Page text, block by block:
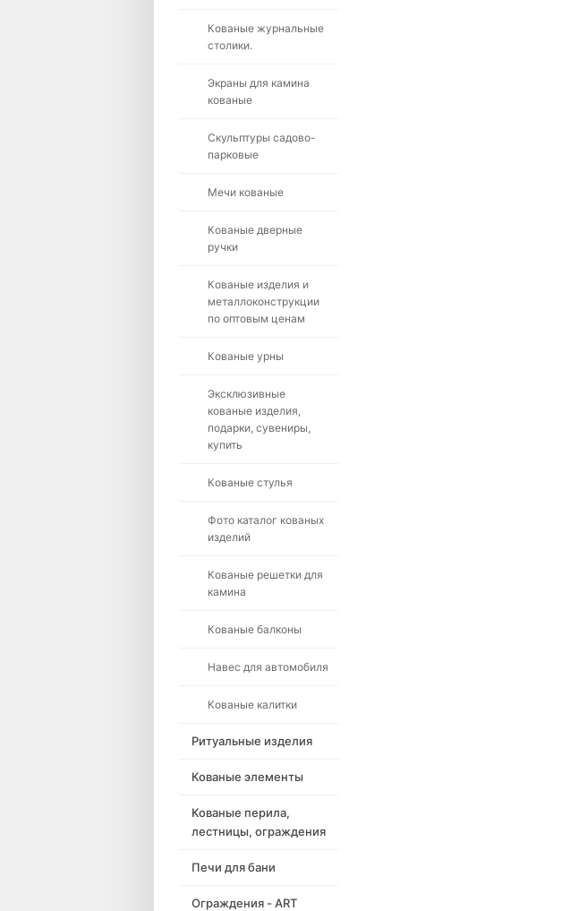
Кованые журнальные
столики.
Экраны для камина
кованые
Скульптуры садово-
парковые
Мечи кованые
Кованые дверные
ручки
Кованые изделия и
металлоконструкции
по оптовым ценам
Кованые урны
Эксклюзивные
кованые изделия,
подарки, сувениры,
купить
Кованые стулья
Фото каталог кованых
изделий
Кованые решетки для
камина
Кованые балконы
Навес для автомобиля
Кованые калитки
Ритуальные изделия
Кованые элементы
Кованые перила,
лестницы, ограждения
Печи для бани
Ограждения - ART